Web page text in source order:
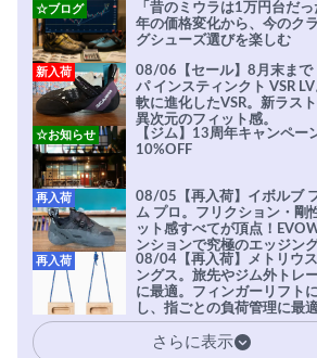
「昔のミウラは1万円台だ
年の価格変化から、今のク
グシューズ選びを楽しむ
☆ブログ
08/06【セール】8月末まで
パ インスティンクト VSR
軟に進化したVSR。新ラス
異次元のフィット感。
新入荷
【ジム】13周年キャンペー
10%OFF
☆お知らせ
08/05【再入荷】イボルブ
ム プロ。フリクション・剛
ット感すべてが頂点！
ンションで究極のエッジン
実現。進化系ラバーEvo-74
を凌駕する粘着力で極小ホ
安心感。
再入荷
08/04【再入荷】メトリウス
ングス。旅先やジム外トレ
に最適。フィンガーリフト
し、指ごとの負荷管理に最
イマーの指を本気で鍛える
再入荷
さらに表示